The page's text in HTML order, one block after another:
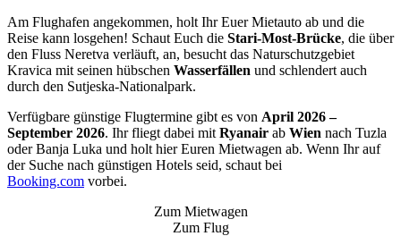
Am Flughafen angekommen, holt Ihr Euer Mietauto ab und die
Reise kann losgehen! Schaut Euch die Stari-Most-Brücke, die über
den Fluss Neretva verläuft, an, besucht das Naturschutzgebiet
Kravica mit seinen hübschen Wasserfällen und schlendert auch
durch den Sutjeska-Nationalpark.
Verfügbare günstige Flugtermine gibt es von April 2026 –
September 2026. Ihr fliegt dabei mit Ryanair ab Wien nach Tuzla
oder Banja Luka und holt hier Euren Mietwagen ab. Wenn Ihr auf
der Suche nach günstigen Hotels seid, schaut bei
Booking.com vorbei.
Zum Mietwagen
Zum Flug